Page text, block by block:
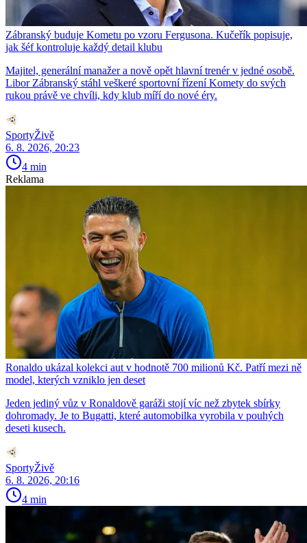
Zábranský buduje Kometu po vzoru Fergusona. Kučeřík popisuje,
jak šéf kontroluje každý detail klubu
Majitel, generální manažer a nově opět hlavní trenér v jedné osobě.
Libor Zábranský stáhl veškeré sportovní řízení Komety do svých
rukou právě ve chvíli, kdy klub míří do nové éry.
SportyŽivě
6. 8. 2026, 20:23
4 min
Reklama
Ronaldo ukázal kolekci aut v hodnotě 700 milionů Kč. Patří mezi ně
model, kterých vzniklo jen deset
Jeden jediný vůz v Ronaldově garáži stojí víc než zbytek sbírky
dohromady. Je to Bugatti, které automobilka vyrobila v pouhých
deseti kusech.
SportyŽivě
6. 8. 2026, 20:16
4 min